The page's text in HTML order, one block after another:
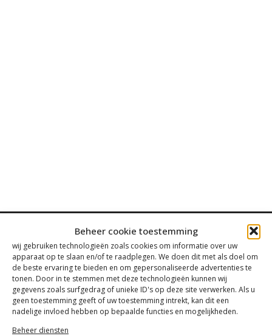
Beheer cookie toestemming
wij gebruiken technologieën zoals cookies om informatie over uw
apparaat op te slaan en/of te raadplegen. We doen dit met als doel om
de beste ervaring te bieden en om gepersonaliseerde advertenties te
tonen. Door in te stemmen met deze technologieën kunnen wij
gegevens zoals surfgedrag of unieke ID's op deze site verwerken. Als u
geen toestemming geeft of uw toestemming intrekt, kan dit een
nadelige invloed hebben op bepaalde functies en mogelijkheden.
Beheer diensten
Contact
Tanthofdreef 7 2623 EW Delft